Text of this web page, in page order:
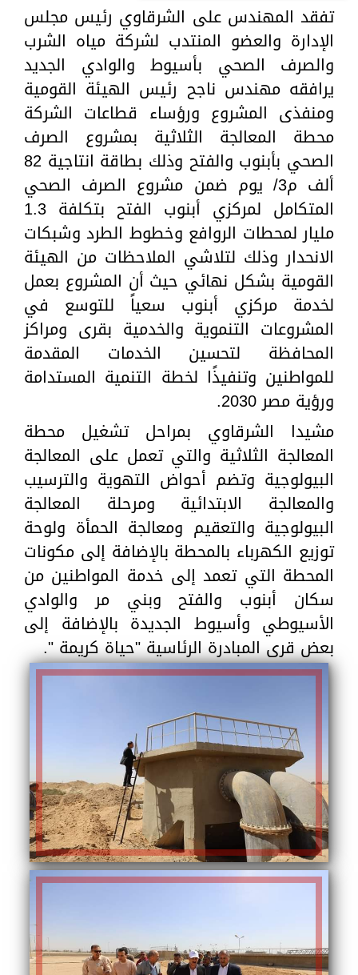
تفقد المهندس على الشرقاوي رئيس مجلس
الإدارة والعضو المنتدب لشركة مياه الشرب
والصرف الصحي بأسيوط والوادي الجديد
يرافقه مهندس ناجح رئيس الهيئة القومية
ومنفذى المشروع ورؤساء قطاعات الشركة
محطة المعالجة الثلاثية بمشروع الصرف
الصحي بأبنوب والفتح وذلك بطاقة انتاجية 82
ألف م3/ يوم ضمن مشروع الصرف الصحي
المتكامل لمركزي أبنوب الفتح بتكلفة 1.3
مليار لمحطات الروافع وخطوط الطرد وشبكات
الانحدار وذلك لتلاشي الملاحظات من الهيئة
القومية بشكل نهائي حيث أن المشروع بعمل
لخدمة مركزي أبنوب سعياً للتوسع في
المشروعات التنموية والخدمية بقرى ومراكز
المحافظة لتحسين الخدمات المقدمة
للمواطنين وتنفيذًا لخطة التنمية المستدامة
ورؤية مصر 2030.
مشيدا الشرقاوي بمراحل تشغيل محطة
المعالجة الثلاثية والتي تعمل على المعالجة
البيولوجية وتضم أحواض التهوية والترسيب
والمعالجة الابتدائية ومرحلة المعالجة
البيولوجية والتعقيم ومعالجة الحمأة ولوحة
توزيع الكهرباء بالمحطة بالإضافة إلى مكونات
المحطة التي تعمد إلى خدمة المواطنين من
سكان أبنوب والفتح وبني مر والوادي
الأسيوطي وأسيوط الجديدة بالإضافة إلى
بعض قرى المبادرة الرئاسية "حياة كريمة ".